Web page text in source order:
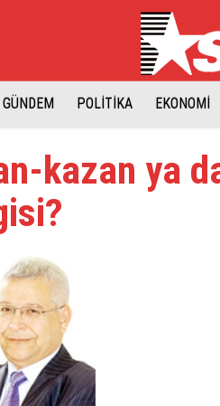
GÜNDEM POLİTİKA EKONOMİ
kazan ya